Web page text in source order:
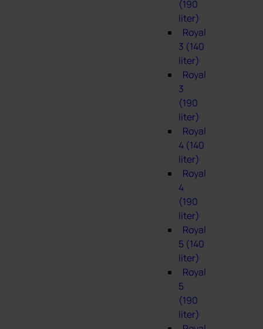
(190
liter)
Royal
3 (140
liter)
Royal
3
(190
liter)
Royal
4 (140
liter)
Royal
4
(190
liter)
Royal
5 (140
liter)
Royal
5
(190
liter)